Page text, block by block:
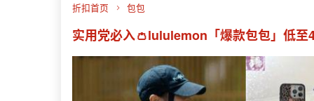
折扣首页 包包
实用党必入👛lululemon「爆款包包」低